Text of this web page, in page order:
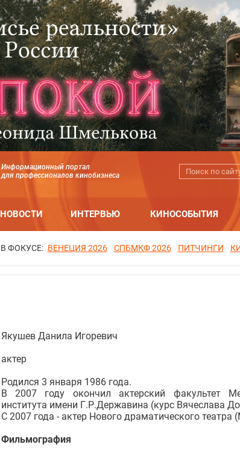
Информационный портал
для профессионалов кинобизнеса
НОВОСТИ ИНТЕРВЬЮ КИНОСОБЫТИЯ
В ФОКУСЕ: ВЕНЕЦИЯ 2026 СПБМКФ 2026 ПИТЧИНГИ
Якушев Данила Игоревич
актер
Родился 3 января 1986 года.
В 2007 году окончил актерский факультет
института имени Г.Р.Державина (курс Вячеслава
С 2007 года - актер Нового драматического театра
Фильмография